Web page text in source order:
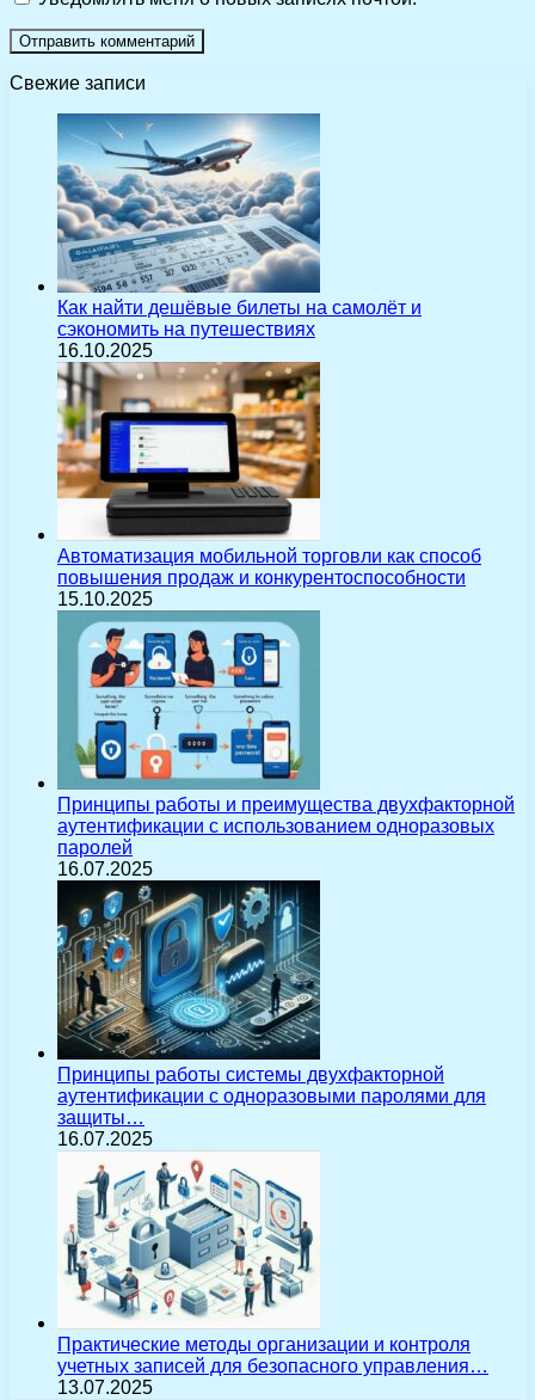
Свежие записи
Как найти дешёвые билеты на самолёт и
сэкономить на путешествиях
16.10.2025
Автоматизация мобильной торговли как способ
повышения продаж и конкурентоспособности
15.10.2025
Принципы работы и преимущества двухфакторной
аутентификации с использованием одноразовых
паролей
16.07.2025
Принципы работы системы двухфакторной
аутентификации с одноразовыми паролями для
защиты…
16.07.2025
Практические методы организации и контроля
учетных записей для безопасного управления…
13.07.2025